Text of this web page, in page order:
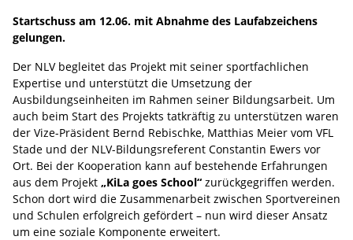
Startschuss am 12.06. mit Abnahme des Laufabzeichens
gelungen.
Der NLV begleitet das Projekt mit seiner sportfachlichen
Expertise und unterstützt die Umsetzung der
Ausbildungseinheiten im Rahmen seiner Bildungsarbeit. Um
auch beim Start des Projekts tatkräftig zu unterstützen waren
der Vize-Präsident Bernd Rebischke, Matthias Meier vom VFL
Stade und der NLV-Bildungsreferent Constantin Ewers vor
Ort. Bei der Kooperation kann auf bestehende Erfahrungen
aus dem Projekt „KiLa goes School“ zurückgegriffen werden.
Schon dort wird die Zusammenarbeit zwischen Sportvereinen
und Schulen erfolgreich gefördert – nun wird dieser Ansatz
um eine soziale Komponente erweitert.